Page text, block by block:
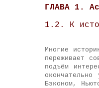
ГЛАВА 1.
1.2. К
Многие
переживает
подъём
Бэконом,